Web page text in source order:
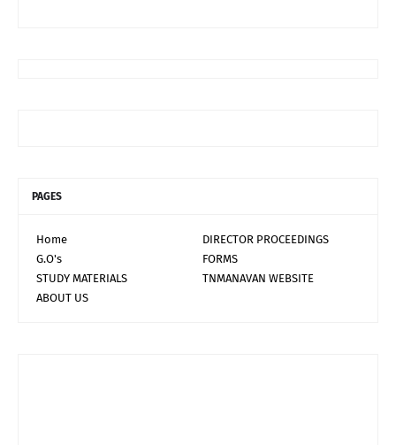
PAGES
Home
DIRECTOR PROCEEDINGS
G.O's
FORMS
STUDY MATERIALS
TNMANAVAN WEBSITE
ABOUT US